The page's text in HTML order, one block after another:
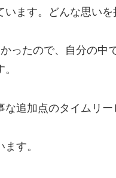
います。どんな思い
かったので、自分の
追加点のタイムリ
す。